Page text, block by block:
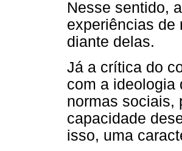
Nesse sentido,
experiências de
diante delas.
Já a crítica do
com a ideologia
normas sociais,
capacidade
isso, uma